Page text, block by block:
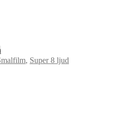
, Super 8 ljud